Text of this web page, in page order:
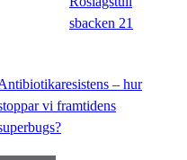
sbacken 21
– hur
vi framtidens